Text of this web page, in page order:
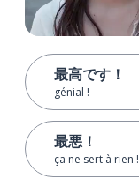
最高です！
génial !
最悪！
ça ne sert à rien !